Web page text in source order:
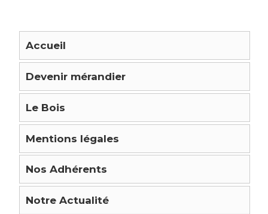
Accueil
Devenir mérandier
Le Bois
Mentions légales
Nos Adhérents
Notre Actualité